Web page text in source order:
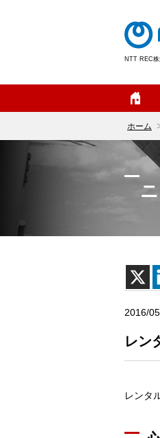
NTT REC株
ホーム
2016/
レン
レンタ